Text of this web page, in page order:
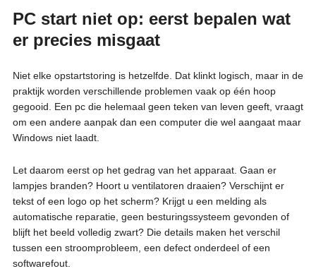
PC start niet op: eerst bepalen wat
er precies misgaat
Niet elke opstartstoring is hetzelfde. Dat klinkt logisch, maar in de
praktijk worden verschillende problemen vaak op één hoop
gegooid. Een pc die helemaal geen teken van leven geeft, vraagt
om een andere aanpak dan een computer die wel aangaat maar
Windows niet laadt.
Let daarom eerst op het gedrag van het apparaat. Gaan er
lampjes branden? Hoort u ventilatoren draaien? Verschijnt er
tekst of een logo op het scherm? Krijgt u een melding als
automatische reparatie, geen besturingssysteem gevonden of
blijft het beeld volledig zwart? Die details maken het verschil
tussen een stroomprobleem, een defect onderdeel of een
softwarefout.